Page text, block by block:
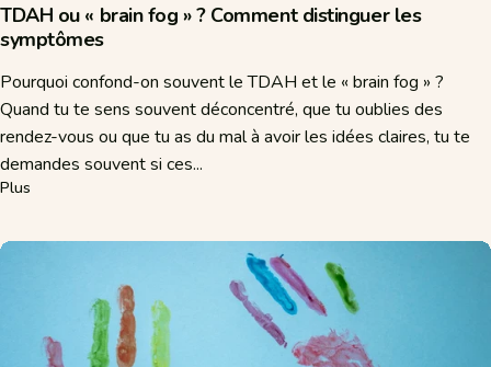
TDAH ou « brain fog » ? Comment distinguer les
symptômes
Pourquoi confond-on souvent le TDAH et le « brain fog » ?
Quand tu te sens souvent déconcentré, que tu oublies des
rendez-vous ou que tu as du mal à avoir les idées claires, tu te
demandes souvent si ces...
Plus